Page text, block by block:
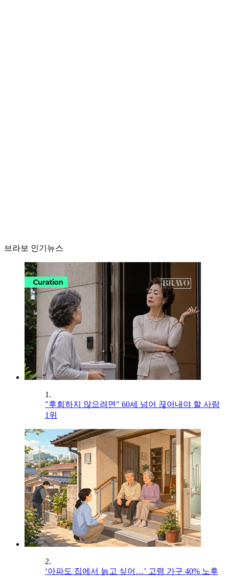
브라보 인기뉴스
1.
"후회하지 않으려면" 60세 넘어 끊어내야 할 사람
1위
2.
‘아파도 집에서 늙고 싶어…’ 고령 가구 40% 노후